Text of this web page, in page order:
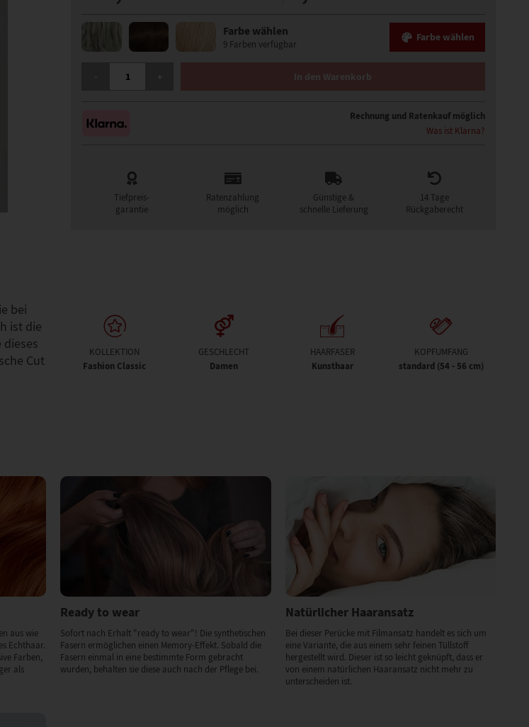
Farbe wählen
9 Farben verfügbar
Farbe wählen
In den Warenkorb
Rechnung und Ratenkauf möglich
Was ist Klarna?
Tiefpreis-
garantie
Ratenzahlung
möglich
Günstige &
schnelle Lieferung
14 Tage
Rückgaberecht
KOLLEKTION
Fashion Classic
GESCHLECHT
Damen
HAARFASER
Kunsthaar
KOPFUMFANG
standard (54 - 56 cm)
bei
ist die
dieses
Cut
aus wie
Echthaar.
Farben,
als
Ready to wear
Sofort nach Erhalt "ready to wear"! Die synthetischen
Fasern ermöglichen einen Memory-Effekt. Sobald die
Fasern einmal in eine bestimmte Form gebracht
wurden, behalten sie diese auch nach der Pflege bei.
Natürlicher Haaransatz
Bei dieser Perücke mit Filmansatz handelt es sich um
eine Variante, die aus einem sehr feinen Tüllstoff
hergestellt wird. Dieser ist so leicht geknüpft, dass er
von einem natürlichen Haaransatz nicht mehr zu
unterscheiden ist.